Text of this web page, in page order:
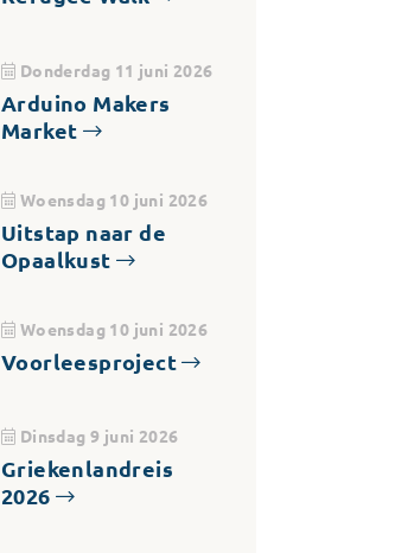
Donderdag 11 juni 2026
Arduino Makers
Market
Woensdag 10 juni 2026
Uitstap naar de
Opaalkust
Woensdag 10 juni 2026
Voorleesproject
Dinsdag 9 juni 2026
Griekenlandreis
2026